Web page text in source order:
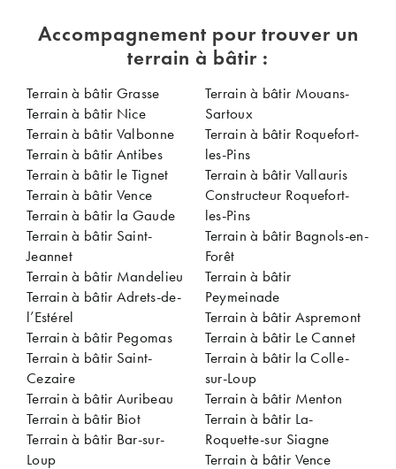
Accompagnement pour trouver un
terrain à bâtir :
Terrain à bâtir Grasse
Terrain à bâtir Nice
Terrain à bâtir Valbonne
Terrain à bâtir Antibes
Terrain à bâtir le Tignet
Terrain à bâtir Vence
Terrain à bâtir la Gaude
Terrain à bâtir Saint-
Jeannet
Terrain à bâtir Mandelieu
Terrain à bâtir Adrets-de-
l’Estérel
Terrain à bâtir Pegomas
Terrain à bâtir Saint-
Cezaire
Terrain à bâtir Auribeau
Terrain à bâtir Biot
Terrain à bâtir Bar-sur-
Loup
Terrain à bâtir Mouans-
Sartoux
Terrain à bâtir Roquefort-
les-Pins
Terrain à bâtir Vallauris
Constructeur Roquefort-
les-Pins
Terrain à bâtir Bagnols-en-
Forêt
Terrain à bâtir
Peymeinade
Terrain à bâtir Aspremont
Terrain à bâtir Le Cannet
Terrain à bâtir la Colle-
sur-Loup
Terrain à bâtir Menton
Terrain à bâtir La-
Roquette-sur Siagne
Terrain à bâtir Vence